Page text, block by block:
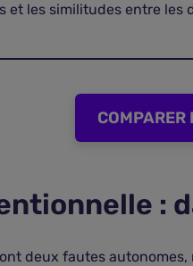
et les similitudes entre les
:
deux fautes